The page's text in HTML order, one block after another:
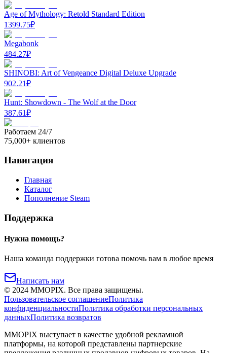
Age of Mythology: Retold Standard Edition
1399.75₽
Megabonk
484.27₽
SHINOBI: Art of Vengeance Digital Deluxe Upgrade
902.21₽
Hunt: Showdown - The Wolf at the Door
387.61₽
Работаем 24/7
75,000+ клиентов
Навигация
Главная
Каталог
Пополнение Steam
Поддержка
Нужна помощь?
Наша команда поддержки готова помочь вам в любое время
Написать нам
© 2024 MMOPIX. Все права защищены.
Пользовательское соглашениеПолитика
конфиденциальностиПолитика обработки персональных
данныхПолитика возвратов
MMOPIX выступает в качестве удобной рекламной
платформы, на которой представлены партнерские